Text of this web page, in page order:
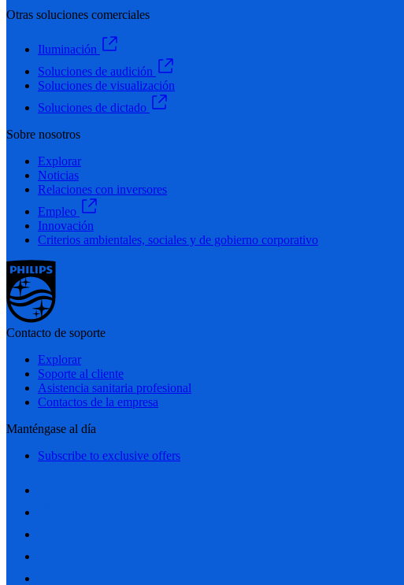
Otras soluciones comerciales
Iluminación
Soluciones de audición
Soluciones de visualización
Soluciones de dictado
Sobre nosotros
Explorar
Noticias
Relaciones con inversores
Empleo
Innovación
Criterios ambientales, sociales y de gobierno corporativo
Contacto de soporte
Explorar
Soporte al cliente
Asistencia sanitaria profesional
Contactos de la empresa
Manténgase al día
Subscribe to exclusive offers